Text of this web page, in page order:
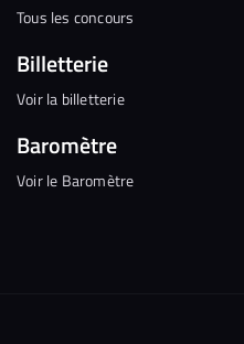
Tous les concours
Billetterie
Voir la billetterie
Baromètre
Voir le Baromètre